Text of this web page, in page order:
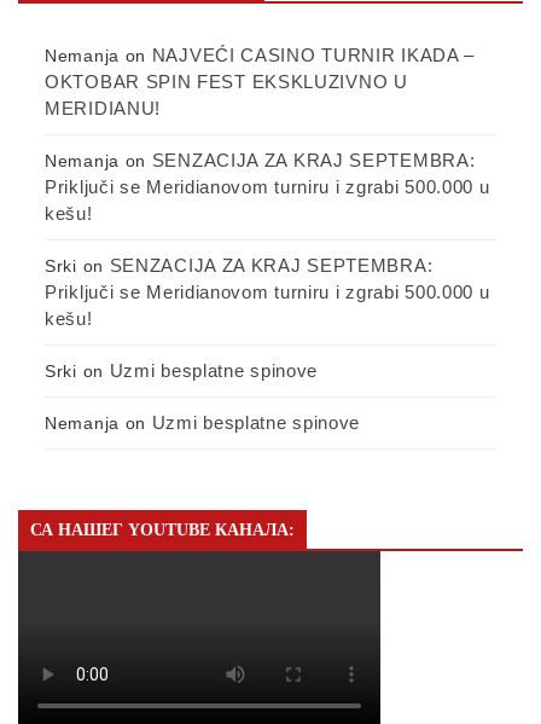
Nemanja on NAJVEĆI CASINO TURNIR IKADA –
OKTOBAR SPIN FEST EKSKLUZIVNO U
MERIDIANU!
Nemanja on SENZACIJA ZA KRAJ SEPTEMBRA:
Priključi se Meridianovom turniru i zgrabi 500.000 u
kešu!
Srki on SENZACIJA ZA KRAJ SEPTEMBRA:
Priključi se Meridianovom turniru i zgrabi 500.000 u
kešu!
Srki on Uzmi besplatne spinove
Nemanja on Uzmi besplatne spinove
СА НАШЕГ YOUTUBE КАНАЛА: